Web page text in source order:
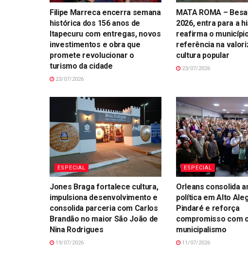
Filipe Marreca encerra semana
histórica dos 156 anos de
Itapecuru com entregas, novos
investimentos e obra que
promete revolucionar o
turismo da cidade
23/07/2026
MATA ROMA –
2026, entra para a
reafirma o
referência na
cultura popular
23/07/2026
ESPECIAL
Jones Braga fortalece cultura,
impulsiona desenvolvimento e
consolida parceria com Carlos
Brandão no maior São João de
Nina Rodrigues
19/07/2026
ESPECIAL
Orleans consolida
política em Alto
Pindaré e reforça
compromisso com
municipalismo
11/07/2026